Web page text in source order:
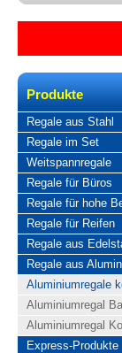
Produkte
Regale aus Stahl
Regale im Set
Weitspannregale
Regale für Büros
Regale für hohe
Regale für Reifen
Regale aus
Regale aus
Aluminiumregale
Aluminiumregal
Aluminiumregal
Express-Produkte